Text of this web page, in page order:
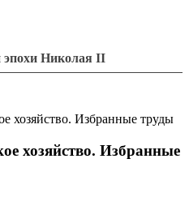
эпохи Николая II
хозяйство. Избранные труды
хозяйство. Избранные